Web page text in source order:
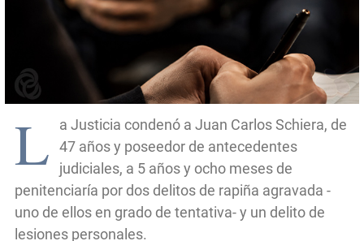
L
a Justicia condenó a Juan Carlos Schiera, de
47 años y poseedor de antecedentes
judiciales, a 5 años y ocho meses de
penitenciaría por dos delitos de rapiña agravada -
uno de ellos en grado de tentativa- y un delito de
lesiones personales.